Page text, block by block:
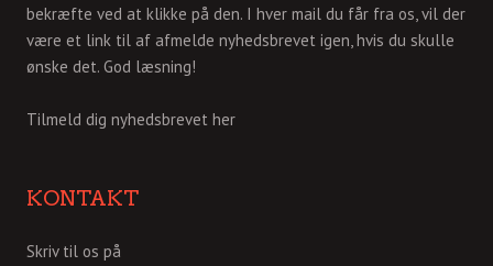
bekræfte ved at klikke på den. I hver mail du får fra os, vil der
være et link til af afmelde nyhedsbrevet igen, hvis du skulle
ønske det. God læsning!
Tilmeld dig nyhedsbrevet her
KONTAKT
Skriv til os på